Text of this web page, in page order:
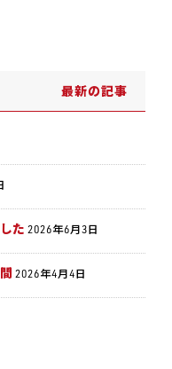
最新の記事
た 2026年6月3日
2026年4月4日